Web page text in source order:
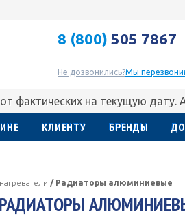
8 (800) 505 7867
Не дозвонились?Мы
фактических на текущую
КЛИЕНТУ БРЕНДЫ
/ Радиаторы алюминиевые
РАДИАТОРЫ